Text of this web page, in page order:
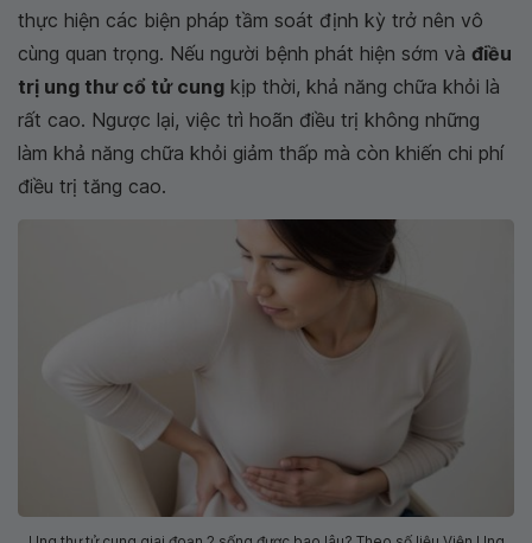
thực hiện các biện pháp tầm soát định kỳ trở nên vô
cùng quan trọng. Nếu người bệnh phát hiện sớm và điều
trị ung thư cổ tử cung kịp thời, khả năng chữa khỏi là
rất cao. Ngược lại, việc trì hoãn điều trị không những
làm khả năng chữa khỏi giảm thấp mà còn khiến chi phí
điều trị tăng cao.